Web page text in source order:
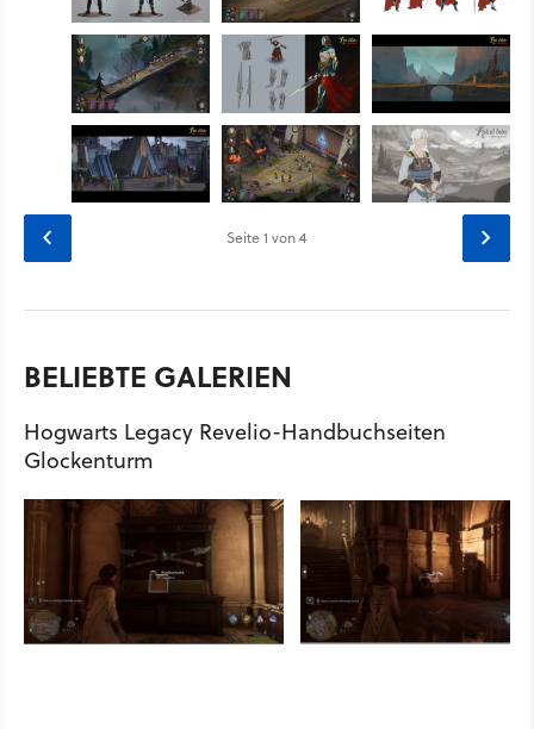
Seite1 von 4
BELIEBTE GALERIEN
Hogwarts Legacy Revelio-Handbuchseiten
Glockenturm